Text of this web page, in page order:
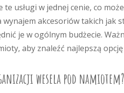
te usługi w jednej cenie, co
wynajem akcesoriów takich jak
je w ogólnym budżecie.
aby znaleźć najlepszą
wesela pod namiotem?